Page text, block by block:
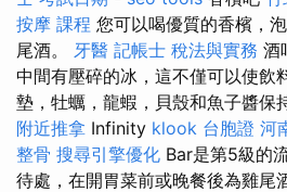
按摩 課程 您可以喝優質的香檳，
尾酒。 牙醫 記帳士 稅法與實務 酒
中間有壓碎的冰，這不僅可以使飲
墊，牡蠣，龍蝦，貝殼和魚子醬保
附近推拿 Infinity klook 台胞證 河
整骨 搜尋引擎優化 Bar是第5級的
待處，在開胃菜前或晚餐後為雞尾